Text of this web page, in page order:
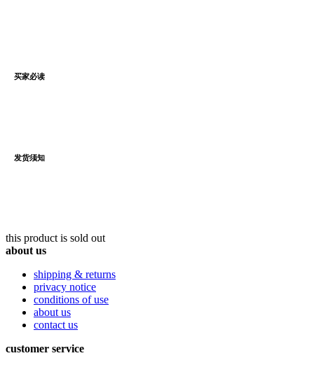
买家必读
发货须知
this product is sold out
about us
shipping & returns
privacy notice
conditions of use
about us
contact us
customer service